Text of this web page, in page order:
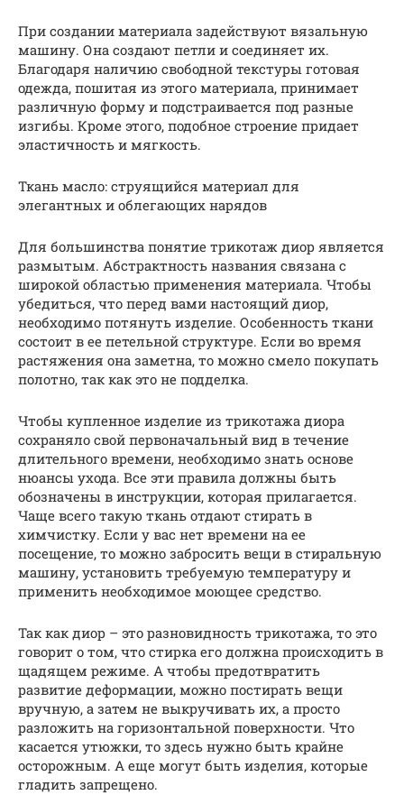
При создании материала задействуют вязальную
машину. Она создают петли и соединяет их.
Благодаря наличию свободной текстуры готовая
одежда, пошитая из этого материала, принимает
различную форму и подстраивается под разные
изгибы. Кроме этого, подобное строение придает
эластичность и мягкость.
Ткань масло: струящийся материал для
элегантных и облегающих нарядов
Для большинства понятие трикотаж диор является
размытым. Абстрактность названия связана с
широкой областью применения материала. Чтобы
убедиться, что перед вами настоящий диор,
необходимо потянуть изделие. Особенность ткани
состоит в ее петельной структуре. Если во время
растяжения она заметна, то можно смело покупать
полотно, так как это не подделка.
Чтобы купленное изделие из трикотажа диора
сохраняло свой первоначальный вид в течение
длительного времени, необходимо знать основе
нюансы ухода. Все эти правила должны быть
обозначены в инструкции, которая прилагается.
Чаще всего такую ткань отдают стирать в
химчистку. Если у вас нет времени на ее
посещение, то можно забросить вещи в стиральную
машину, установить требуемую температуру и
применить необходимое моющее средство.
Так как диор – это разновидность трикотажа, то это
говорит о том, что стирка его должна происходить в
щадящем режиме. А чтобы предотвратить
развитие деформации, можно постирать вещи
вручную, а затем не выкручивать их, а просто
разложить на горизонтальной поверхности. Что
касается утюжки, то здесь нужно быть крайне
осторожным. А еще могут быть изделия, которые
гладить запрещено.